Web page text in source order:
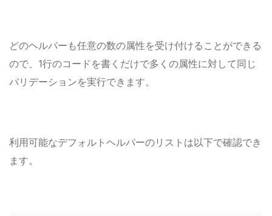
どのヘルパーも任意の数の属性を受け付けることができる
ので、1行のコードを書くだけで多くの属性に対して同じ
バリデーションを実行できます。
利用可能なデフォルトヘルパーのリスト は以下で確認でき
ます。